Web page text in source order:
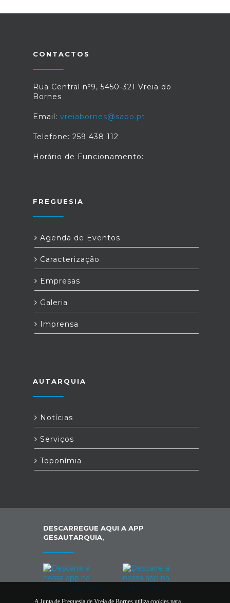
CONTACTOS
Rua Central nº9, 5450-321 Vreia do
Bornes
Email: vreiabornes@sapo.pt
Telefone: 259 438 112
Horário de Funcionamento:
FREGUESIA
Agenda de Eventos
Caracterização
Empresas
Galeria
Imprensa
AUTARQUIA
Notícias
Serviços
Toponímia
DESCARREGUE AQUI A APP
GESAUTARQUIA,
A Junta de Freguesia de Vreia de Bornes utiliza cookies para